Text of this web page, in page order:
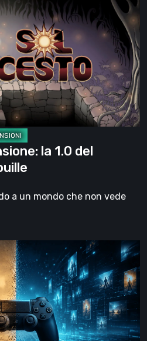
la 1.0 del
a un mondo che non vede